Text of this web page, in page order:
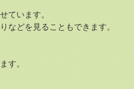
ています。
などを見ることもできます。
す。